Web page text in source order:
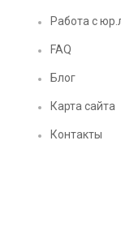
Работа с
FAQ
Блог
Карта сайта
Контакты